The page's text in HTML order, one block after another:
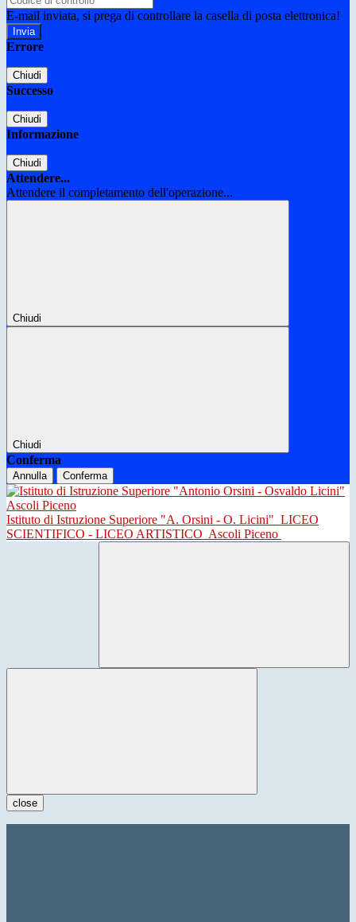
E-mail inviata, si prega di controllare la casella di posta elettronica!
Errore
Chiudi
Successo
Chiudi
Informazione
Chiudi
Attendere...
Attendere il completamento dell'operazione...
Chiudi
Chiudi
Conferma
Annulla Conferma
Istituto di Istruzione Superiore "A. Orsini - O. Licini" LICEO
SCIENTIFICO - LICEO ARTISTICO Ascoli Piceno
close